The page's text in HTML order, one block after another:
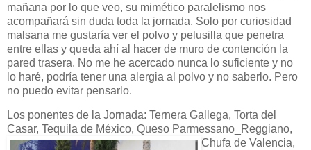
mañana por lo que veo, su mimético paralelismo nos
acompañará sin duda toda la jornada. Solo por curiosidad
malsana me gustaría ver el polvo y pelusilla que penetra
entre ellas y queda ahí al hacer de muro de contención la
pared trasera. No me he acercado nunca lo suficiente y no
lo haré, podría tener una alergia al polvo y no saberlo. Pero
no puedo evitar pensarlo.
Los ponentes de la Jornada: Ternera Gallega, Torta del
Casar, Tequila de México, Queso Parmessano_Reggiano,
Chufa de Valencia,